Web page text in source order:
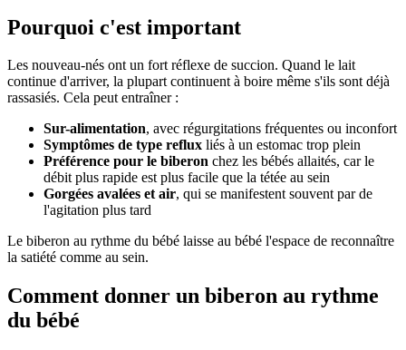
Pourquoi c'est important
Les nouveau-nés ont un fort réflexe de succion. Quand le lait
continue d'arriver, la plupart continuent à boire même s'ils sont déjà
rassasiés. Cela peut entraîner :
Sur-alimentation, avec régurgitations fréquentes ou inconfort
Symptômes de type reflux liés à un estomac trop plein
Préférence pour le biberon chez les bébés allaités, car le
débit plus rapide est plus facile que la tétée au sein
Gorgées avalées et air, qui se manifestent souvent par de
l'agitation plus tard
Le biberon au rythme du bébé laisse au bébé l'espace de reconnaître
la satiété comme au sein.
Comment donner un biberon au rythme
du bébé